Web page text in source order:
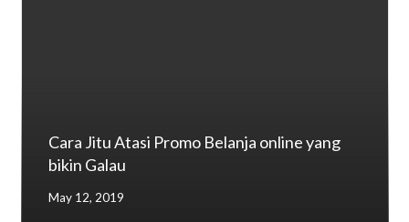
Cara Jitu Atasi Promo Belanja online yang
bikin Galau
May 12, 2019